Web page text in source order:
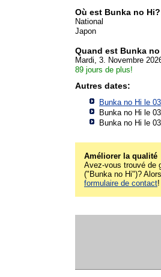
Où est Bunka no Hi?
National
Japon
Quand est Bunka no
Mardi, 3. Novembre
89 jours de plus!
Autres dates:
Bunka no Hi le
Bunka no Hi le
Bunka no Hi le
Améliorer la qualité
Avez-vous trouvé de
("Bunka no Hi")?
formulaire de contact